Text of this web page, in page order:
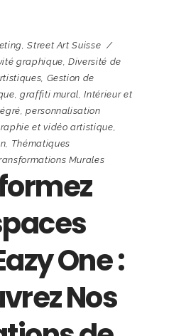
,Street Art Suisse
graphique,Diversité de
, Gestion de
, graffiti mural,Intérieur et
,personnalisation
et vidéo artistique,
, Thématiques
Murales
One :
Nos